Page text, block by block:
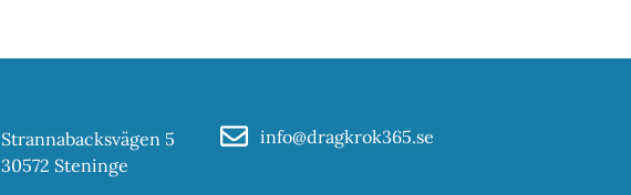
Strannabacksvägen 5
30572 Steninge
info@dragkrok365.se